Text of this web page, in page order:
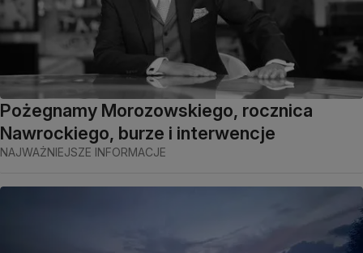
Pożegnamy Morozowskiego, rocznica
Nawrockiego, burze i interwencje
NAJWAŻNIEJSZE INFORMACJE